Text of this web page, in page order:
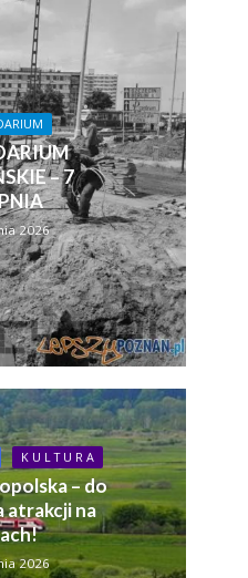
– 7
2026
K U L T U R A
– do
atrakcji na
2026